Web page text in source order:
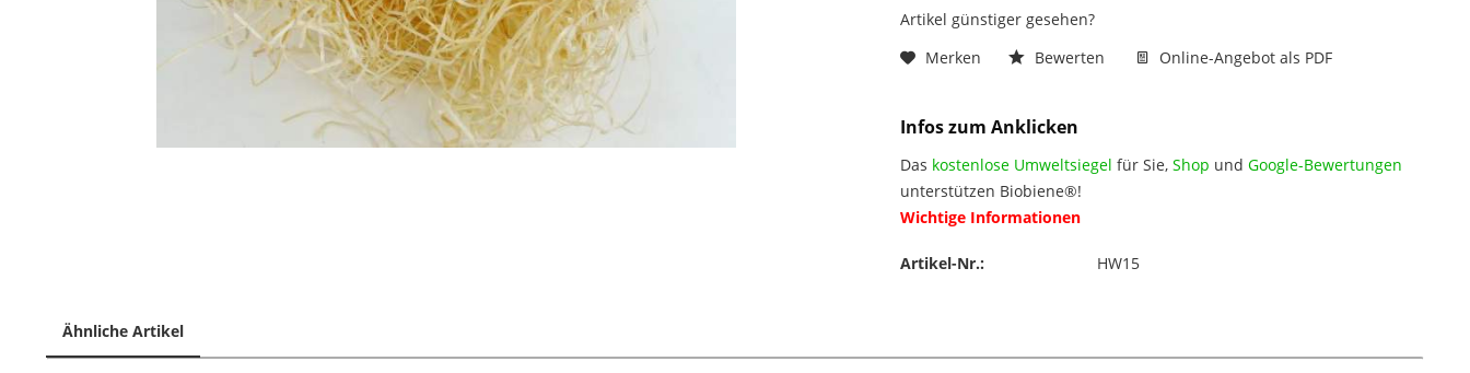
Artikel günstiger gesehen?
Merken
Bewerten Online-Angebot als PDF
Infos zum Anklicken
Das kostenlose Umweltsiegel für Sie,Shop undGoogle-Bewertungen
unterstützen Biobiene®!
Wichtige Informationen
Artikel-Nr.: HW15
Ähnliche Artikel